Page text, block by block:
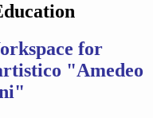
for
"Amedeo